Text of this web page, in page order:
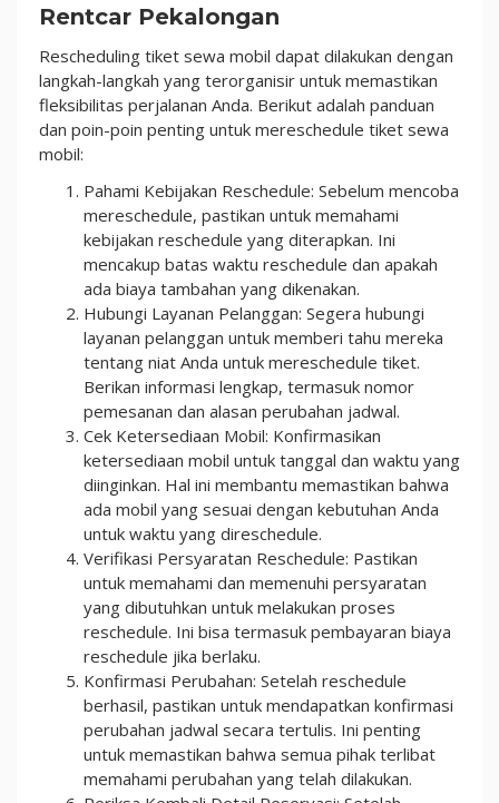
Rentcar Pekalongan
Rescheduling tiket sewa mobil dapat dilakukan dengan
langkah-langkah yang terorganisir untuk memastikan
fleksibilitas perjalanan Anda. Berikut adalah panduan
dan poin-poin penting untuk mereschedule tiket sewa
mobil:
Pahami Kebijakan Reschedule: Sebelum mencoba
mereschedule, pastikan untuk memahami
kebijakan reschedule yang diterapkan. Ini
mencakup batas waktu reschedule dan apakah
ada biaya tambahan yang dikenakan.
Hubungi Layanan Pelanggan: Segera hubungi
layanan pelanggan untuk memberi tahu mereka
tentang niat Anda untuk mereschedule tiket.
Berikan informasi lengkap, termasuk nomor
pemesanan dan alasan perubahan jadwal.
Cek Ketersediaan Mobil: Konfirmasikan
ketersediaan mobil untuk tanggal dan waktu yang
diinginkan. Hal ini membantu memastikan bahwa
ada mobil yang sesuai dengan kebutuhan Anda
untuk waktu yang direschedule.
Verifikasi Persyaratan Reschedule: Pastikan
untuk memahami dan memenuhi persyaratan
yang dibutuhkan untuk melakukan proses
reschedule. Ini bisa termasuk pembayaran biaya
reschedule jika berlaku.
Konfirmasi Perubahan: Setelah reschedule
berhasil, pastikan untuk mendapatkan konfirmasi
perubahan jadwal secara tertulis. Ini penting
untuk memastikan bahwa semua pihak terlibat
memahami perubahan yang telah dilakukan.